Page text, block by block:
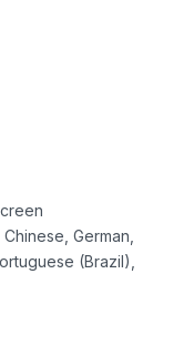
German,
(Brazil),